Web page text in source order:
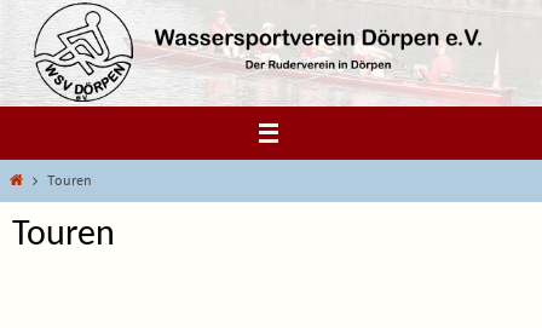
Zum
Inhalt
springen
StartTouren
Touren